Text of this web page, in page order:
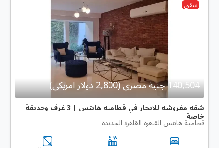
شقق
140,504 جنية مصرى (2,800 دولار امريكى)
شقه مفروشه للايجار في قطاميه هايتس | 3 غرف وحديقة
خاصة
قطامية هايتس القاهرة القاهرة الجديدة